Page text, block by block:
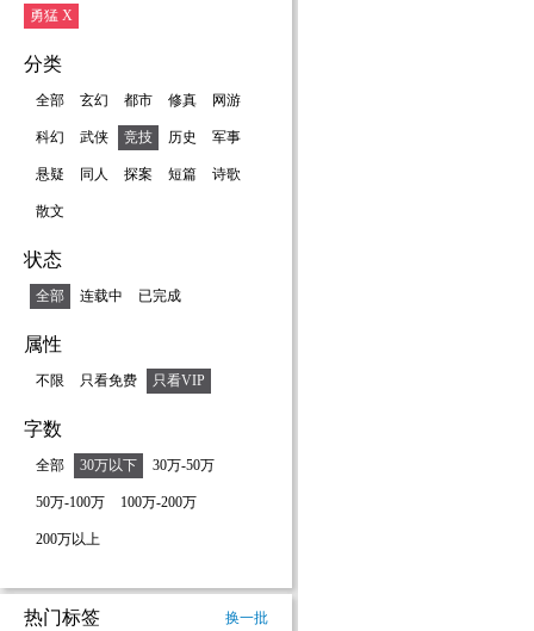
勇猛 X
分类
全部 玄幻 都市 修真 网游
科幻 武侠 竞技 历史 军事
悬疑 同人 探案 短篇 诗歌
散文
状态
全部 连载中 已完成
属性
不限 只看免费 只看VIP
字数
全部 30万以下 30万-50万
50万-100万 100万-200万
200万以上
热门标签 换一批